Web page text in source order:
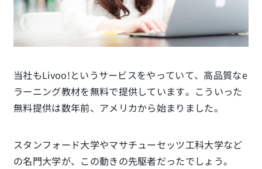
当社もLivoo!というサービスをやっていて、高品質なe
ラーニング教材を無料で提供しています。こういった
無料提供は数年前、アメリカから始まりました。
スタンフォード大学やマサチューセッツ工科大学など
の名門大学が、この動きの先駆者だったでしょう。